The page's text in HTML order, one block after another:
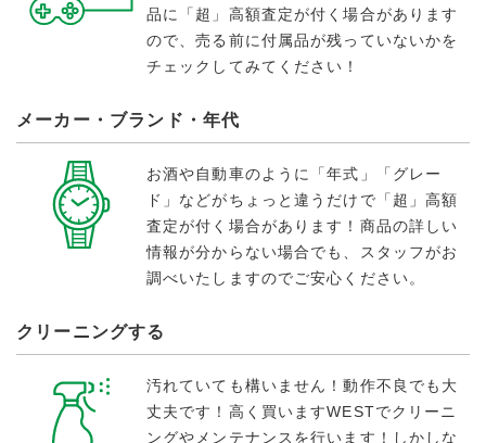
品に「超」高額査定が付く場合があります
ので、売る前に付属品が残っていないかを
チェックしてみてください！
メーカー・ブランド・年代
お酒や自動車のように「年式」「グレー
ド」などがちょっと違うだけで「超」高額
査定が付く場合があります！商品の詳しい
情報が分からない場合でも、スタッフがお
調べいたしますのでご安心ください。
クリーニングする
汚れていても構いません！動作不良でも大
丈夫です！高く買いますWESTでクリーニ
ングやメンテナンスを行います！しかしな